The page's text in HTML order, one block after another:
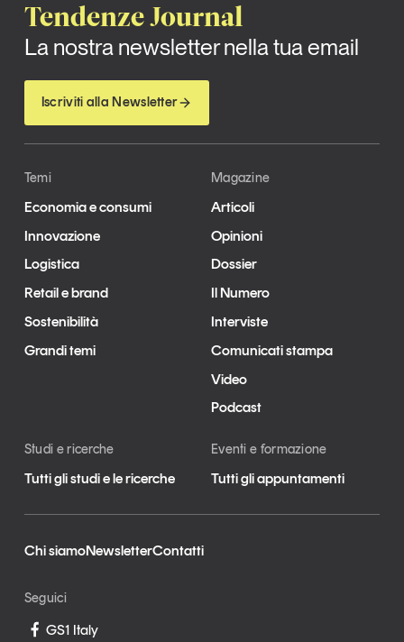
Tendenze Journal
La nostra newsletter nella tua email
Iscriviti alla Newsletter
Temi
Economia e consumi
Innovazione
Logistica
Retail e brand
Sostenibilità
Grandi temi
Magazine
Articoli
Opinioni
Dossier
Il Numero
Interviste
Comunicati stampa
Video
Podcast
Studi e ricerche
Tutti gli studi e le ricerche
Eventi e formazione
Tutti gli appuntamenti
Chi siamoNewsletterContatti
Seguici
GS1 Italy